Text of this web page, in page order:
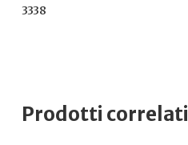
3338
Prodotti correlati